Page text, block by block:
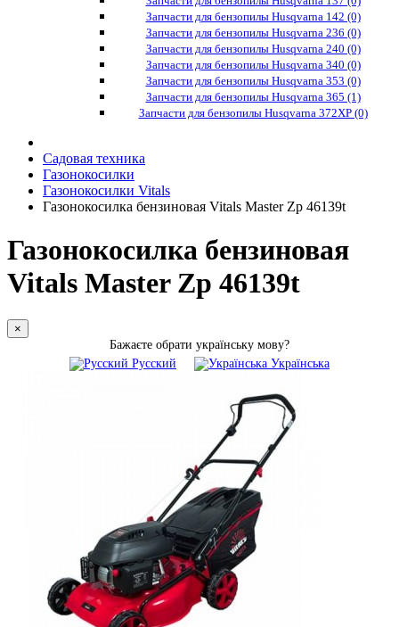
Запчасти для бензопилы Husqvarna 142 (0)
Запчасти для бензопилы Husqvarna 236 (0)
Запчасти для бензопилы Husqvarna 240 (0)
Запчасти для бензопилы Husqvarna 340 (0)
Запчасти для бензопилы Husqvarna 353 (0)
Запчасти для бензопилы Husqvarna 365 (1)
Запчасти для бензопилы Husqvarna 372XP (0)
Садовая техника
Газонокосилки
Газонокосилки Vitals
Газонокосилка бензиновая Vitals Master Zp 46139t
Газонокосилка бензиновая
Vitals Master Zp 46139t
×
Бажаєте обрати українську мову?
Русский
Українська